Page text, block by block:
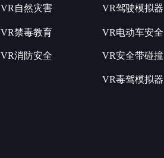
VR自然灾害
VR禁毒教育
VR消防安全
VR驾驶模拟器
VR电动车安全
VR安全带碰撞
VR毒驾模拟器